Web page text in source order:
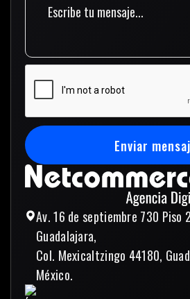
Av. 16 de septiembre 730 Piso
Guadalajara,
Col. Mexicaltzingo 44180,
México.
Enviar
Enviar